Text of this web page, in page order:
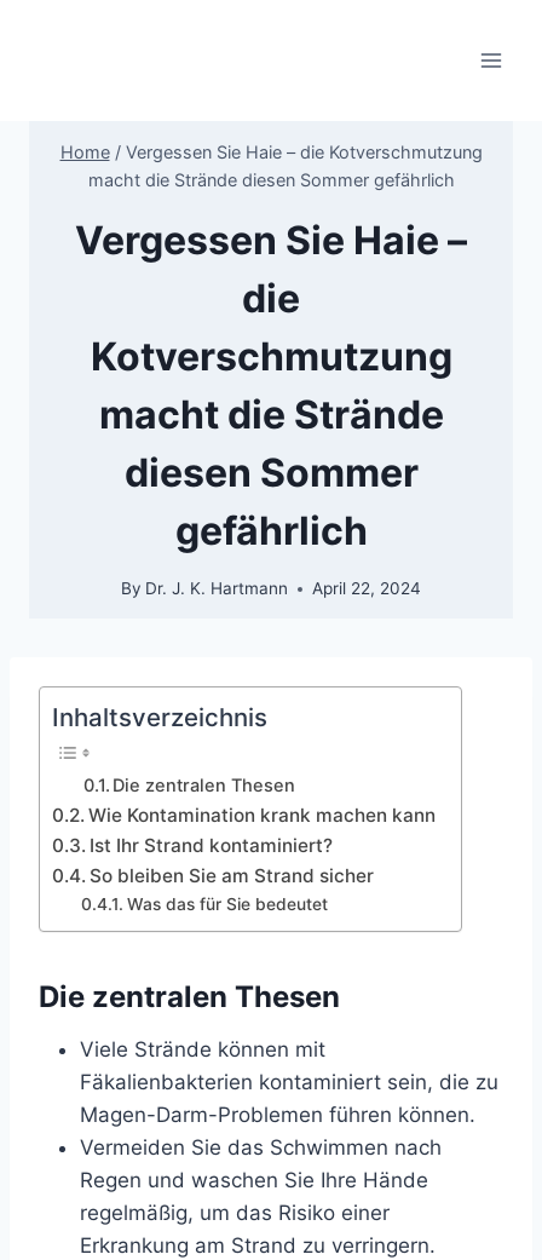
Home / Vergessen Sie Haie – die Kotverschmutzung
macht die Strände diesen Sommer gefährlich
Vergessen Sie Haie –
die
Kotverschmutzung
macht die Strände
diesen Sommer
gefährlich
By Dr. J. K. Hartmann April 22, 2024
Inhaltsverzeichnis
Die zentralen Thesen
Wie Kontamination krank machen kann
Ist Ihr Strand kontaminiert?
So bleiben Sie am Strand sicher
Was das für Sie bedeutet
Die zentralen Thesen
Viele Strände können mit
Fäkalienbakterien kontaminiert sein, die zu
Magen-Darm-Problemen führen können.
Vermeiden Sie das Schwimmen nach
Regen und waschen Sie Ihre Hände
regelmäßig, um das Risiko einer
Erkrankung am Strand zu verringern.